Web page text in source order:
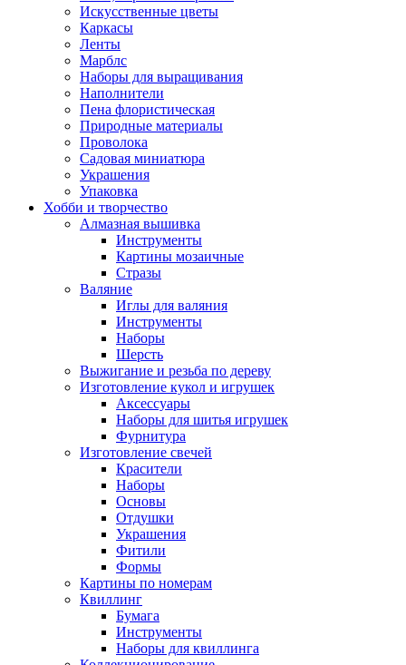
Искусственные цветы
Каркасы
Ленты
Марблс
Наборы для выращивания
Наполнители
Пена флористическая
Природные материалы
Проволока
Садовая миниатюра
Украшения
Упаковка
Хобби и творчество
Алмазная вышивка
Инструменты
Картины мозаичные
Стразы
Валяние
Иглы для валяния
Инструменты
Наборы
Шерсть
Выжигание и резьба по дереву
Изготовление кукол и игрушек
Аксессуары
Наборы для шитья игрушек
Фурнитура
Изготовление свечей
Красители
Наборы
Основы
Отдушки
Украшения
Фитили
Формы
Картины по номерам
Квиллинг
Бумага
Инструменты
Наборы для квиллинга